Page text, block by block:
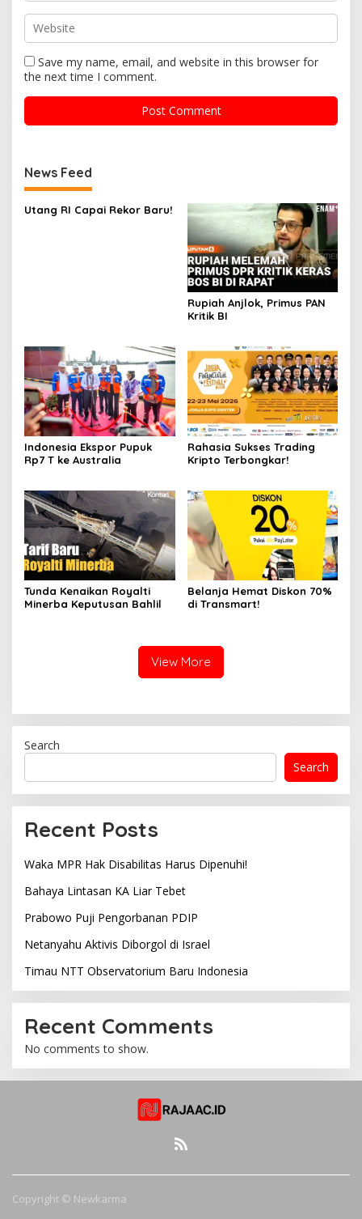
Save my name, email, and website in this browser for
the next time I comment.
News Feed
Utang RI Capai Rekor Baru!
Rupiah Anjlok, Primus PAN
Kritik BI
Indonesia Ekspor Pupuk
Rp7 T ke Australia
Rahasia Sukses Trading
Kripto Terbongkar!
Tunda Kenaikan Royalti
Minerba Keputusan Bahlil
Belanja Hemat Diskon 70%
di Transmart!
View More
Search
Search
Recent Posts
Waka MPR Hak Disabilitas Harus Dipenuhi!
Bahaya Lintasan KA Liar Tebet
Prabowo Puji Pengorbanan PDIP
Netanyahu Aktivis Diborgol di Israel
Timau NTT Observatorium Baru Indonesia
Recent Comments
No comments to show.
Copyright © Newkarma